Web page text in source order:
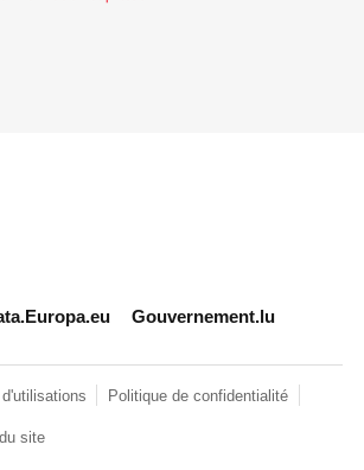
de data.public.lu
Gouvernement.lu
Politique de confidentialité
site